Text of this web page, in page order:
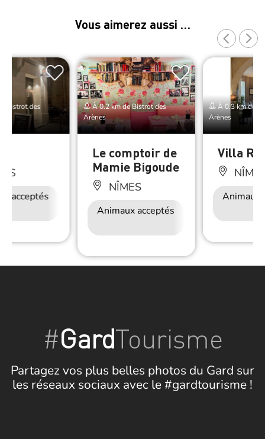
Vous aimerez aussi …
Bistrot des
acceptés
À 0.2 km de Bistrot des
Arènes
Le comptoir de
Mamie Bigoude
NÎMES
Animaux acceptés
Accès Internet
À 0.3 km de
Arènes
Villa
Animaux
#GardTourisme
Partagez vos plus belles photos du Gard sur
les réseaux sociaux avec le #gardtourisme !